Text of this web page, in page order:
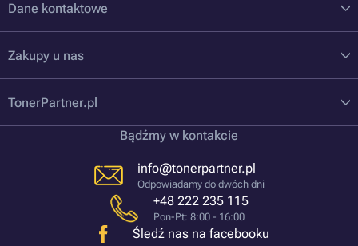
Dane kontaktowe
Zakupy u nas
TonerPartner.pl
Bądźmy w kontakcie
info@tonerpartner.pl
Odpowiadamy do dwóch dni
+48 222 235 115
Pon-Pt: 8:00 - 16:00
Śledź nas na facebooku